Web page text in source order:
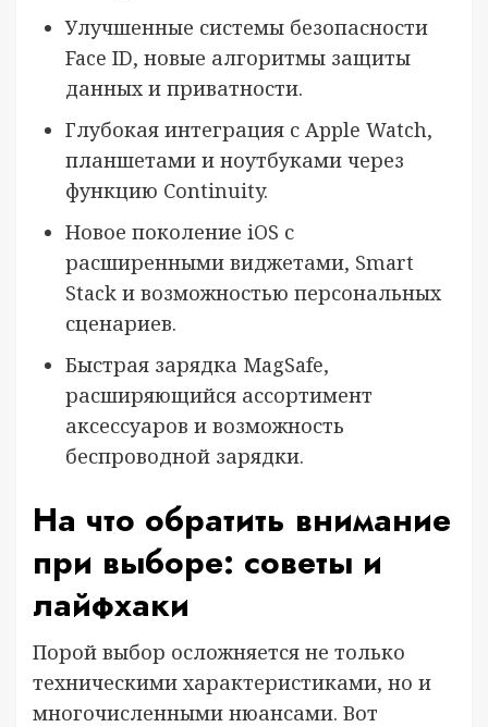
Улучшенные системы безопасности
Face ID, новые алгоритмы защиты
данных и приватности.
Глубокая интеграция с Apple Watch,
планшетами и ноутбуками через
функцию Continuity.
Новое поколение iOS с
расширенными виджетами, Smart
Stack и возможностью персональных
сценариев.
Быстрая зарядка MagSafe,
расширяющийся ассортимент
аксессуаров и возможность
беспроводной зарядки.
На что обратить внимание
при выборе: советы и
лайфхаки
Порой выбор осложняется не только
техническими характеристиками, но и
многочисленными нюансами. Вот